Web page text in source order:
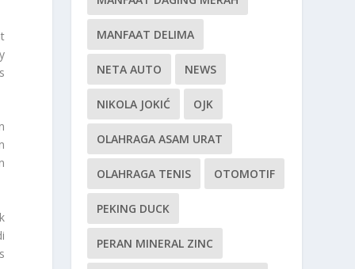
MANFAAT DELIMA
NETA AUTO NEWS
NIKOLA JOKIĆ OJK
OLAHRAGA ASAM URAT
OLAHRAGA TENIS OTOMOTIF
PEKING DUCK
PERAN MINERAL ZINC